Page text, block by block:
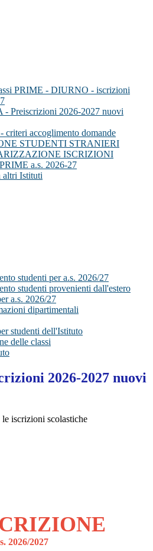
PRIME - DIURNO - iscrizioni
- Preiscrizioni 2026-2027 nuovi
criteri accoglimento domande
STUDENTI STRANIERI
ISCRIZIONI
a.s. 2026-27
altri Istituti
studenti per a.s. 2026/27
studenti provenienti dall'estero
a.s. 2026/27
dipartimentali
studenti dell'Istituto
delle classi
2026-2027 nuovi
2026/2027